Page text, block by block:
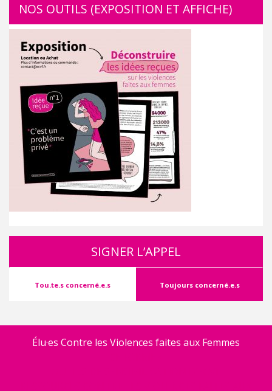
NOS OUTILS (EXPOSITION ET AFFICHE)
SIGNER L’APPEL
Tou.te.s concerné.e.s Toujours concerné.e.s
Élu·es Contre les Violences faites aux Femmes